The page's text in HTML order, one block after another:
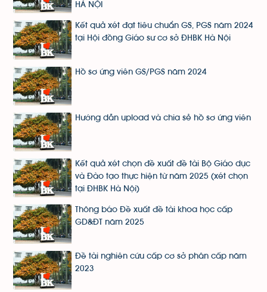
HÀ NỘI
Kết quả xét đạt tiêu chuẩn GS, PGS năm 2024
tại Hội đồng Giáo sư cơ sở ĐHBK Hà Nội
Hồ sơ ứng viên GS/PGS năm 2024
Hướng dẫn upload và chia sẻ hồ sơ ứng viên
Kết quả xét chọn đề xuất đề tài Bộ Giáo dục
và Đào tạo thực hiện từ năm 2025 (xét chọn
tại ĐHBK Hà Nội)
Thông báo Đề xuất đề tài khoa học cấp
GD&ĐT năm 2025
Đề tài nghiên cứu cấp cơ sở phân cấp năm
2023